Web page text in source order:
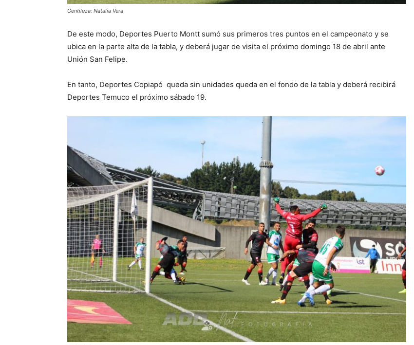
Gentileza: Natalia Vera
De este modo, Deportes Puerto Montt sumó sus primeros tres puntos en el campeonato y se
ubica en la parte alta de la tabla, y deberá jugar de visita el próximo domingo 18 de abril ante
Unión San Felipe.
En tanto, Deportes Copiapó queda sin unidades queda en el fondo de la tabla y deberá recibirá
Deportes Temuco el próximo sábado 19.